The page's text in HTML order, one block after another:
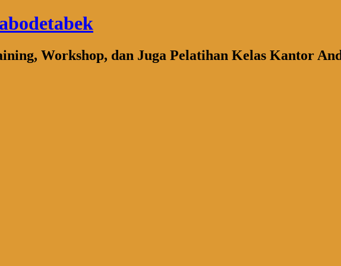
Workshop, dan Juga Pelatihan Kelas Kantor